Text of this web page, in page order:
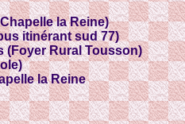
la Reine)
itinérant sud 77)
(Foyer Rural Tousson)
la Reine